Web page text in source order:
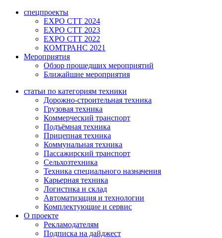
спецпроекты
EXPO CTT 2024
EXPO CTT 2023
EXPO CTT 2022
КОМТРАНС 2021
Мероприятия
Обзор прошедших мероприятий
Ближайшие мероприятия
статьи по категориям техники
Дорожно-строительная техника
Грузовая техника
Коммерческий транспорт
Подъёмная техника
Прицепная техника
Коммунальная техника
Пассажирский транспорт
Сельхозтехника
Техника специального назначения
Карьерная техника
Логистика и склад
Автоматизация и технологии
Комплектующие и сервис
О проекте
Рекламодателям
Подписка на дайджест